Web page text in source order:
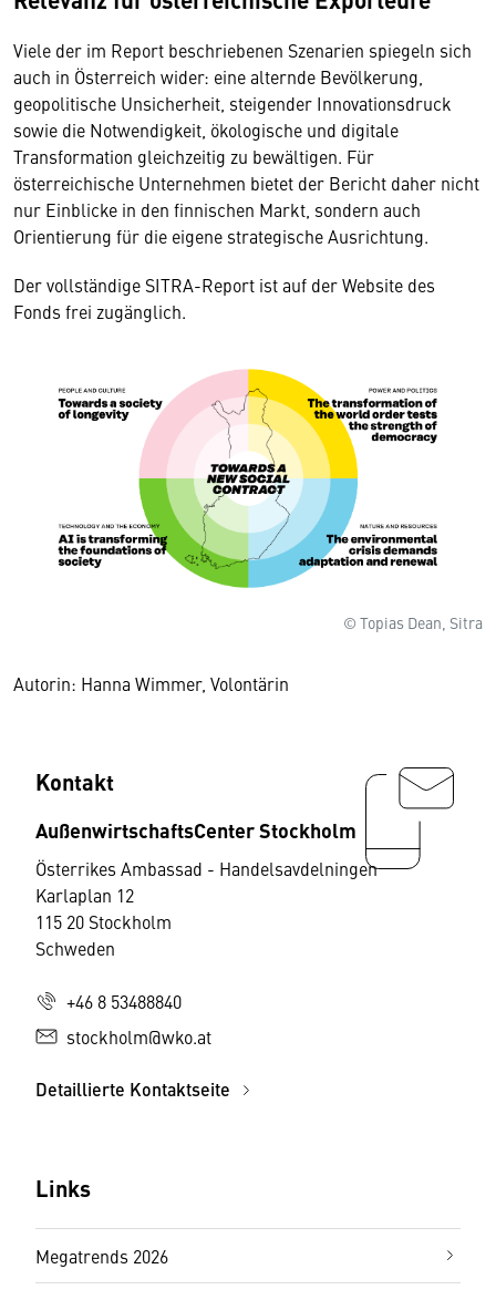
Viele der im Report beschriebenen Szenarien spiegeln sich
auch in Österreich wider: eine alternde Bevölkerung,
geopolitische Unsicherheit, steigender Innovationsdruck
sowie die Notwendigkeit, ökologische und digitale
Transformation gleichzeitig zu bewältigen. Für
österreichische Unternehmen bietet der Bericht daher nicht
nur Einblicke in den finnischen Markt, sondern auch
Orientierung für die eigene strategische Ausrichtung.
Der vollständige SITRA-Report ist auf der Website des
Fonds frei zugänglich.
© Topias Dean, Sitra
Autorin: Hanna Wimmer, Volontärin
Kontakt
AußenwirtschaftsCenter Stockholm
Österrikes Ambassad - Handelsavdelningen
Karlaplan 12
115 20 Stockholm
Schweden
+46 8 53488840
stockholm@wko.at
Detaillierte Kontaktseite
Links
Megatrends 2026